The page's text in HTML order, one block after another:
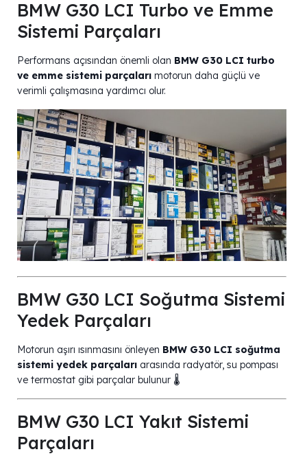
BMW G30 LCI Turbo ve Emme
Sistemi Parçaları
Performans açısından önemli olan BMW G30 LCI turbo
ve emme sistemi parçaları motorun daha güçlü ve
verimli çalışmasına yardımcı olur.
BMW G30 LCI Soğutma Sistemi
Yedek Parçaları
Motorun aşırı ısınmasını önleyen BMW G30 LCI soğutma
sistemi yedek parçaları arasında radyatör, su pompası
ve termostat gibi parçalar bulunur 🌡️
BMW G30 LCI Yakıt Sistemi
Parçaları